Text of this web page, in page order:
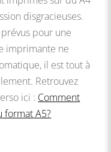
disgracieuses.
pour une
imprimante ne
il est tout à
Retrouvez
ici : Comment
format A5?